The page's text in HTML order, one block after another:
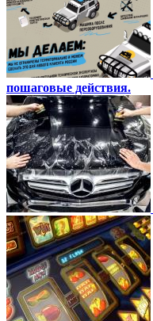
пошаговые действия.